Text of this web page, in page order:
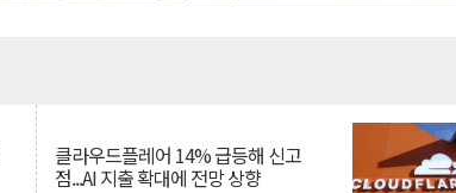
클라우드플레어 14% 급등해 신고
점...AI 지출 확대에 전망 상향